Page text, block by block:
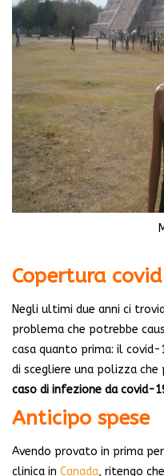
Copertura
Negli ultimi due anni ci
problema che potrebbe
casa quanto prima: il
di scegliere una polizza che
caso di infezione da covid-
Anticipo spese
Avendo provato in prima
clinica in Canada, ritengo